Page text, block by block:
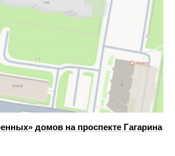
домов на проспекте Гагарина